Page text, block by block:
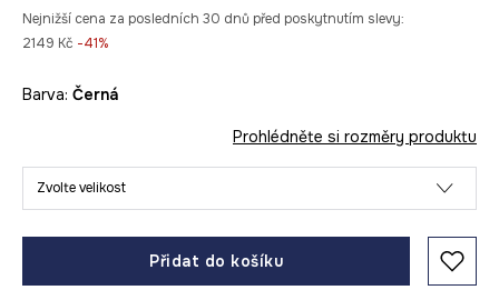
Nejnižší cena za posledních 30 dnů před poskytnutím slevy:
2149 Kč -41%
Barva: černá
Prohlédněte si rozměry produktu
Zvolte velikost
Přidat do košíku